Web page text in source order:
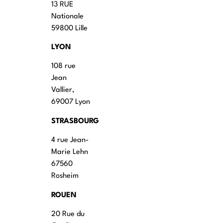
13 RUE
Nationale
59800 Lille
LYON
108 rue
Jean
Vallier,
69007 Lyon
STRASBOURG
4 rue Jean-
Marie Lehn
67560
Rosheim
ROUEN
20 Rue du